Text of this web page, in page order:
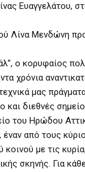
Ευαγγελάτου,
Λίνα Μενδώνη
ο κορυφαίος
χρόνια
μας
και διεθνές
του Ηρώδου
από τους
με τις
σκηνής. Για